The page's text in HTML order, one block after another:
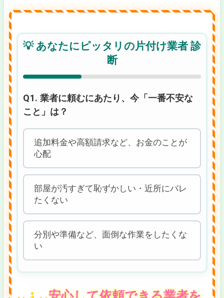
💡 あなたにピッタリの片付け業者 診
断
Q1. 業者に頼むにあたり、今「一番不安な
こと」は？
追加料金や高額請求など、お金のことが
心配
部屋が汚すぎて恥ずかしい・近所にバレ
たくない
分別や準備など、面倒な作業をしたくな
い